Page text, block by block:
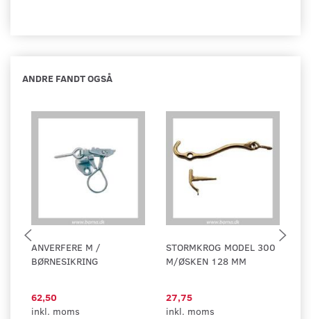
ANDRE FANDT OGSÅ
ANVERFERE M /
BØRNESIKRING
62,50
inkl. moms
STORMKROG MODEL 300
M/ØSKEN 128 MM
27,75
inkl. moms